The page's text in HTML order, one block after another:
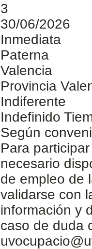
3
30/06/2026
Inmediata
Paterna
Valencia
Provincia
Indiferente
Indefinido
Según
Para
necesario
de empleo de
validarse con
información y
caso de duda